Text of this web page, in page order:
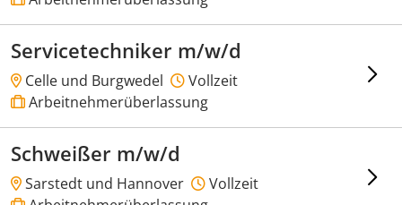
Servicetechniker m/w/d
Celle und Burgwedel
Vollzeit
Arbeitnehmerüberlassung
Schweißer m/w/d
Sarstedt und Hannover
Vollzeit